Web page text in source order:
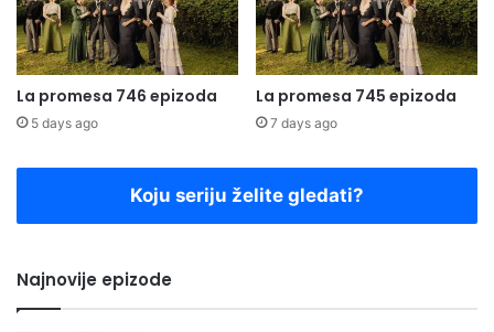
La promesa 746 epizoda
5 days ago
La promesa 745 epizoda
7 days ago
Koju seriju želite gledati?
Najnovije epizode